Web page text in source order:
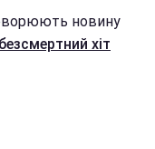
новину
хіт